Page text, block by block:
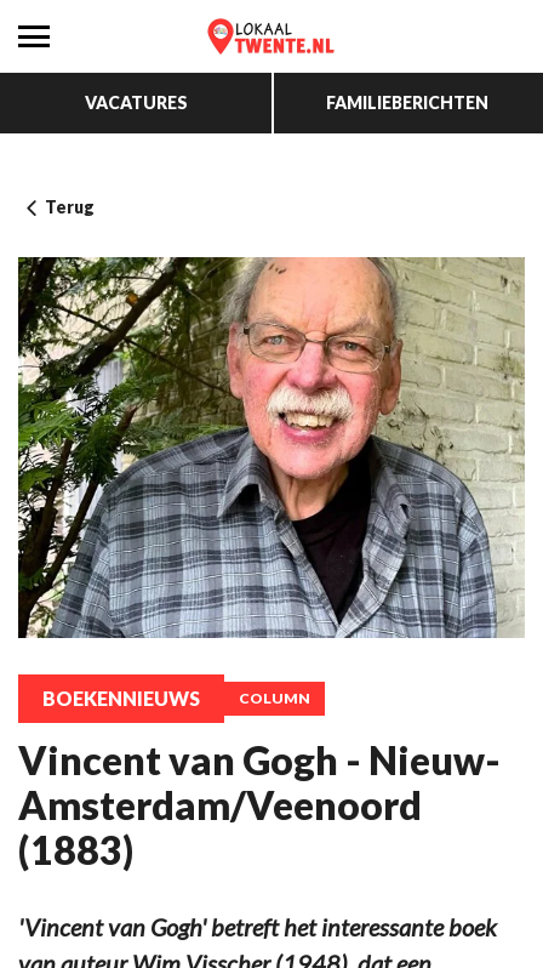
VACATURES FAMILIEBERICHTEN
Terug
BOEKENNIEUWS COLUMN
Vincent van Gogh - Nieuw-
Amsterdam/Veenoord
(1883)
'Vincent van Gogh' betreft het interessante boek